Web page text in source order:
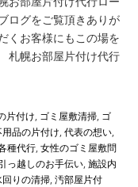
ログをご覧頂きありが
くお客様にもこの場を
札幌お部屋片付け代行
片付け, ゴミ屋敷清掃, ゴ
用品の片付け, 代表の想い,
種代行, 女性のゴミ屋敷問
っ越しのお手伝い, 施設内
回りの清掃, 汚部屋片付